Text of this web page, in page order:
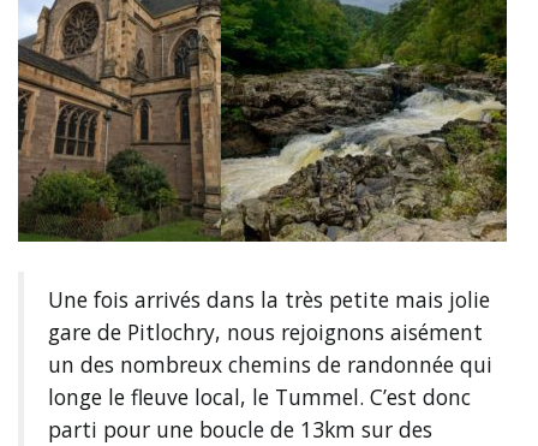
Une fois arrivés dans la très petite mais jolie
gare de Pitlochry, nous rejoignons aisément
un des nombreux chemins de randonnée qui
longe le fleuve local, le Tummel. C’est donc
parti pour une boucle de 13km sur des